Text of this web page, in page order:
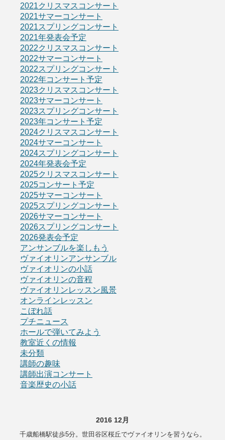
2021クリスマスコンサート
2021サマーコンサート
2021スプリングコンサート
2021年発表会予定
2022クリスマスコンサート
2022サマーコンサート
2022スプリングコンサート
2022年コンサート予定
2023クリスマスコンサート
2023サマーコンサート
2023スプリングコンサート
2023年コンサート予定
2024クリスマスコンサート
2024サマーコンサート
2024スプリングコンサート
2024年発表会予定
2025クリスマスコンサート
2025コンサート予定
2025サマーコンサート
2025スプリングコンサート
2026サマーコンサート
2026スプリングコンサート
2026発表会予定
アンサンブルを楽しもう
ヴァイオリンアンサンブル
ヴァイオリンの小話
ヴァイオリンの音程
ヴァイオリンレッスン風景
オンラインレッスン
こぼれ話
プチニュース
ホールで弾いてみよう
教室近くの情報
未分類
講師の趣味
講師出演コンサート
音楽歴史の小話
2016 12月
千歳船橋駅徒歩5分。世田谷区桜丘でヴァイオリンを習うなら。